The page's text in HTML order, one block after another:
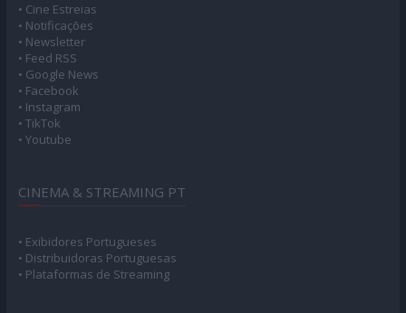
• Cine Estreias
• Notificações
• Newsletter
• Feed RSS
• Google News
• Facebook
• Instagram
• TikTok
• Youtube
CINEMA & STREAMING PT
• Exibidores Portugueses
• Distribuidoras Portuguesas
• Plataformas de Streaming